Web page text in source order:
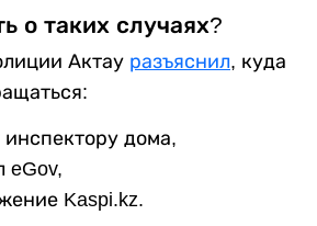
о таких случаях?
Актау разъяснил, куда
инспектору дома,
eGov,
Kaspi.kz.